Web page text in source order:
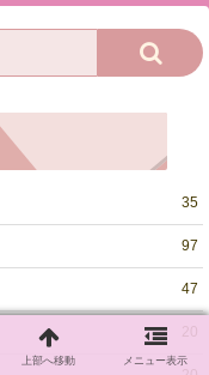
35
97
47
20
上部へ移動 メニュー表示